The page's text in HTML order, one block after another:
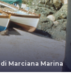
Marciana Marina